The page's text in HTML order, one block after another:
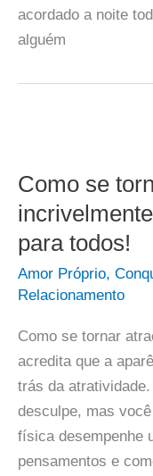
acordado a noite
alguém
Como se
para todos!
Amor Próprio,
Relacionamento
Como se tornar
acredita que a
trás da
desculpe, mas
física desempenhe
pensamentos e